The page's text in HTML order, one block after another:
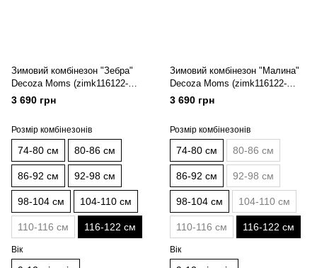
Зимовий комбінезон "Зебра"
Decoza Moms (zimk116122-
OP031-pl03) 116-122 см
3 690 грн
Розмір комбінезонів
74-80 см 80-86 см
86-92 см 92-98 см
98-104 см 104-110 см
110-116 см 116-122 см
Вік
Зимовий комбінезон "Малина"
Decoza Moms (zimk116122-
O055-pl016) 116-122 см
3 690 грн
Розмір комбінезонів
74-80 см 80-86 см
86-92 см 92-98 см
98-104 см 104-110 см
110-116 см 116-122 см
Вік